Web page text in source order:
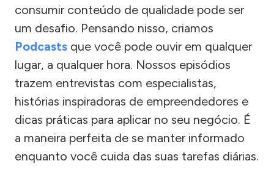
consumir conteúdo de qualidade pode ser
um desafio. Pensando nisso, criamos
Podcasts que você pode ouvir em qualquer
lugar, a qualquer hora. Nossos episódios
trazem entrevistas com especialistas,
histórias inspiradoras de empreendedores e
dicas práticas para aplicar no seu negócio. É
a maneira perfeita de se manter informado
enquanto você cuida das suas tarefas diárias.